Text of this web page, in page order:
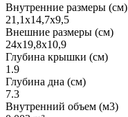
Внутренние размеры (см)
21,1x14,7x9,5
Внешние размеры (см)
24x19,8x10,9
Глубина крышки (см)
1.9
Глубина дна (см)
7.3
Внутренний объем (м3)